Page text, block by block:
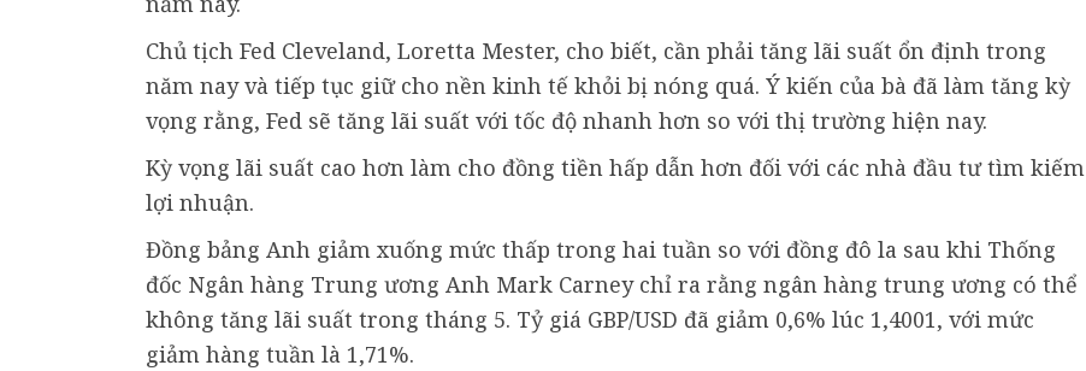
Chủ tịch Fed Cleveland, Loretta Mester, cho biết, cần phải tăng lãi suất ổn định trong
năm nay và tiếp tục giữ cho nền kinh tế khỏi bị nóng quá. Ý kiến của bà đã làm tăng kỳ
vọng rằng, Fed sẽ tăng lãi suất với tốc độ nhanh hơn so với thị trường hiện nay.
Kỳ vọng lãi suất cao hơn làm cho đồng tiền hấp dẫn hơn đối với các nhà đầu tư tìm kiếm
lợi nhuận.
Đồng bảng Anh giảm xuống mức thấp trong hai tuần so với đồng đô la sau khi Thống
đốc Ngân hàng Trung ương Anh Mark Carney chỉ ra rằng ngân hàng trung ương có thể
không tăng lãi suất trong tháng 5. Tỷ giá GBP/USD đã giảm 0,6% lúc 1,4001, với mức
giảm hàng tuần là 1,71%.